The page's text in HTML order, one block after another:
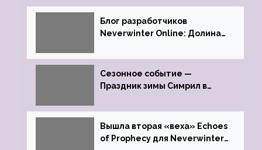
Блог разработчиков
Neverwinter Online: Долина
Сезонное событие —
Праздник зимы Симрил в
Вышла вторая «веха» Echoes
of Prophecy для Neverwinter